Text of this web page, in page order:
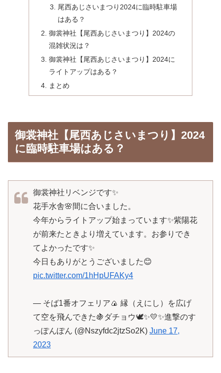
尾西あじさいまつり2024に臨時駐車場
はある？
御裳神社【尾西あじさいまつり】2024の
混雑状況は？
御裳神社【尾西あじさいまつり】2024に
ライトアップはある？
まとめ
御裳神社【尾西あじさいまつり】2024
に臨時駐車場はある？
御裳神社リベンジです✨
花手水舎🌸間に合いました。
今年からライトアップ始まっています✨紫陽花
が前来たときより増えています。お参りでき
てよかったです✨
今日もありがとうございました😊
pic.twitter.com/1hHpUFAKy4
— そば1番オフェリア🍙 縁（えにし）を広げ
て空を飛んできた🍇ダチョウ🕊✨💛✨進撃のす
っぽんぽん (@Nszyfdc2jtzSo2K) June 17,
2023